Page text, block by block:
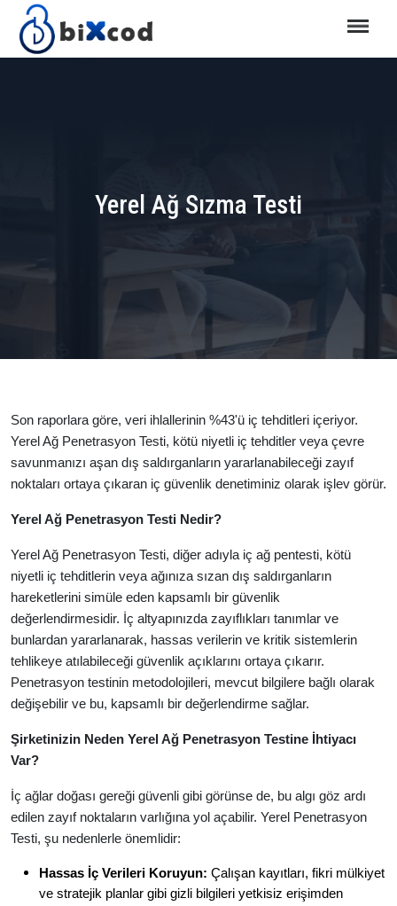
Yerel Ağ Sızma Testi
Son raporlara göre, veri ihlallerinin %43'ü iç tehditleri içeriyor.
Yerel Ağ Penetrasyon Testi, kötü niyetli iç tehditler veya çevre
savunmanızı aşan dış saldırganların yararlanabileceği zayıf
noktaları ortaya çıkaran iç güvenlik denetiminiz olarak işlev görür.
Yerel Ağ Penetrasyon Testi Nedir?
Yerel Ağ Penetrasyon Testi, diğer adıyla iç ağ pentesti, kötü
niyetli iç tehditlerin veya ağınıza sızan dış saldırganların
hareketlerini simüle eden kapsamlı bir güvenlik
değerlendirmesidir. İç altyapınızda zayıflıkları tanımlar ve
bunlardan yararlanarak, hassas verilerin ve kritik sistemlerin
tehlikeye atılabileceği güvenlik açıklarını ortaya çıkarır.
Penetrasyon testinin metodolojileri, mevcut bilgilere bağlı olarak
değişebilir ve bu, kapsamlı bir değerlendirme sağlar.
Şirketinizin Neden Yerel Ağ Penetrasyon Testine İhtiyacı
Var?
İç ağlar doğası gereği güvenli gibi görünse de, bu algı göz ardı
edilen zayıf noktaların varlığına yol açabilir. Yerel Penetrasyon
Testi, şu nedenlerle önemlidir:
Hassas İç Verileri Koruyun: Çalışan kayıtları, fikri mülkiyet
ve stratejik planlar gibi gizli bilgileri yetkisiz erişimden